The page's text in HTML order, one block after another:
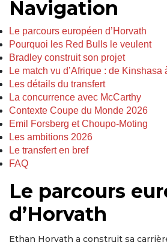
Navigation
Le parcours européen d’Horvath
Pourquoi les Red Bulls le veulent
Bradley construit son projet
Le match vu d’Afrique : de Kinshasa
Les détails du transfert
La concurrence avec McCarthy
Contexte Coupe du Monde 2026
Emil Forsberg et Choupo-Moting
Les ambitions 2026
Le transfert en bref
FAQ
Le parcours
d’Horvath
Ethan Horvath a construit sa